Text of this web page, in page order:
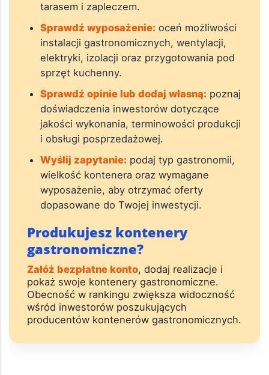
tarasem i zapleczem.
Sprawdź wyposażenie: oceń możliwości
instalacji gastronomicznych, wentylacji,
elektryki, izolacji oraz przygotowania pod
sprzęt kuchenny.
Sprawdź opinie lub dodaj własną: poznaj
doświadczenia inwestorów dotyczące
jakości wykonania, terminowości produkcji
i obsługi posprzedażowej.
Wyślij zapytanie: podaj typ gastronomii,
wielkość kontenera oraz wymagane
wyposażenie, aby otrzymać oferty
dopasowane do Twojej inwestycji.
Produkujesz kontenery
gastronomiczne?
Załóż bezpłatne konto, dodaj realizacje i
pokaż swoje kontenery gastronomiczne.
Obecność w rankingu zwiększa widoczność
wśród inwestorów poszukujących
producentów kontenerów gastronomicznych.